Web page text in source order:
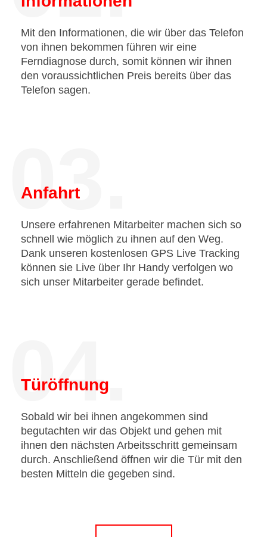
Mit den Informationen, die wir über das Telefon
von ihnen bekommen führen wir eine
Ferndiagnose durch, somit können wir ihnen
den voraussichtlichen Preis bereits über das
Telefon sagen.
03.
Anfahrt
Unsere erfahrenen Mitarbeiter machen sich so
schnell wie möglich zu ihnen auf den Weg.
Dank unseren kostenlosen GPS Live Tracking
können sie Live über Ihr Handy verfolgen wo
sich unser Mitarbeiter gerade befindet.
04.
Türöffnung
Sobald wir bei ihnen angekommen sind
begutachten wir das Objekt und gehen mit
ihnen den nächsten Arbeitsschritt gemeinsam
durch. Anschließend öffnen wir die Tür mit den
besten Mitteln die gegeben sind.